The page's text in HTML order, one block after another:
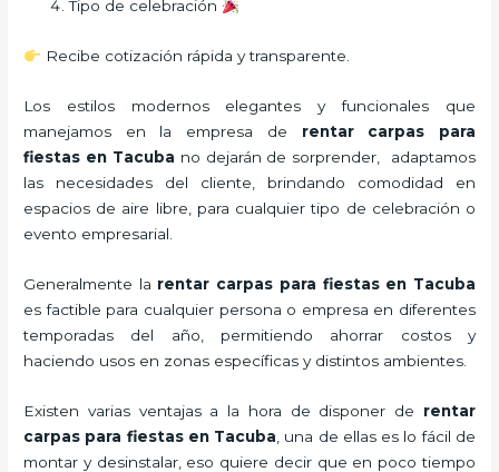
Tipo de celebración
Recibe cotización rápida y transparente.
Los estilos modernos elegantes y funcionales que
manejamos en la empresa de rentar carpas para
fiestas en Tacuba no dejarán de sorprender, adaptamos
las necesidades del cliente, brindando comodidad en
espacios de aire libre, para cualquier tipo de celebración o
evento empresarial.
Generalmente la rentar carpas para fiestas en Tacuba
es factible para cualquier persona o empresa en diferentes
temporadas del año, permitiendo ahorrar costos y
haciendo usos en zonas específicas y distintos ambientes.
Existen varias ventajas a la hora de disponer de rentar
carpas para fiestasen Tacuba , una de ellas es lo fácil de
montar y desinstalar, eso quiere decir que en poco tiempo